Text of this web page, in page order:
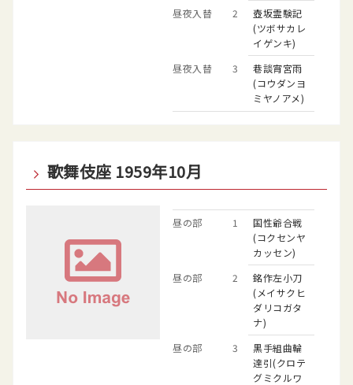
昼夜入替
2
壺坂霊験記
(ツボサカレ
イゲンキ)
昼夜入替
3
巷談宵宮雨
(コウダンヨ
ミヤノアメ)
歌舞伎座 1959年10月
昼の部 1
国性爺合戦
(コクセンヤ
カッセン)
昼の部
2
銘作左小刀
(メイサクヒ
ダリコガタ
ナ)
昼の部
3
黒手組曲輪
達引(クロテ
グミクルワ